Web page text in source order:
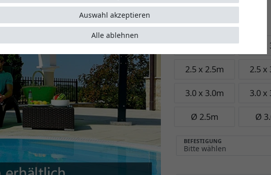
2.0 x 2.0m 2.0
2.5 x 2.5m 2.5 x
3.0 x 3.0m 3.0 x
Ø 2.5m Ø
BEFESTIGUNG
Alle ablehnen
Auswahl akzeptieren